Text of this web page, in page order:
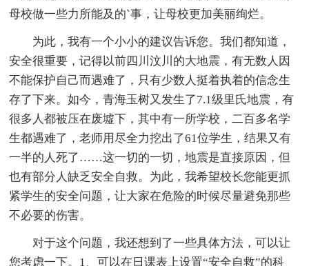
母校做一些力所能及的`事，让母校更加美丽绚烂。
为此，我有一个小小的建议告诉您。我们都知道，
安全很重要，记得以前四川汶川的大地震，有无数人因
不能保护自己而遇难了，只有少数人挺着执着的信念生
存了下来。如今，青海玉树又发生了7.1级里氏地震，有
很多人都被压在废墟下，其中有一所学校，二百多名学
生都遇难了，老师用尽全力挖出了61位学生，结果又有
一半的人死了……这一切的一切，地震是直接原因，但
也有部分人缺乏安全自救。为此，我希望校长您能更抓
紧学生的安全问题，让大家在危险的时候尽量避免那些
不必要的伤害。
对于这个问题，我还想到了一些具体方法，可以让
您考虑一下。1、可以在日课表上设置“安全自救”的科